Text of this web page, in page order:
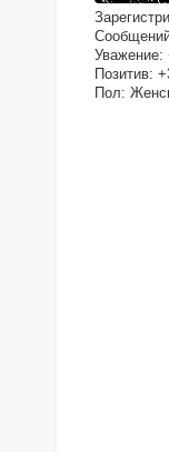
Уважение:
Позитив:
Пол: